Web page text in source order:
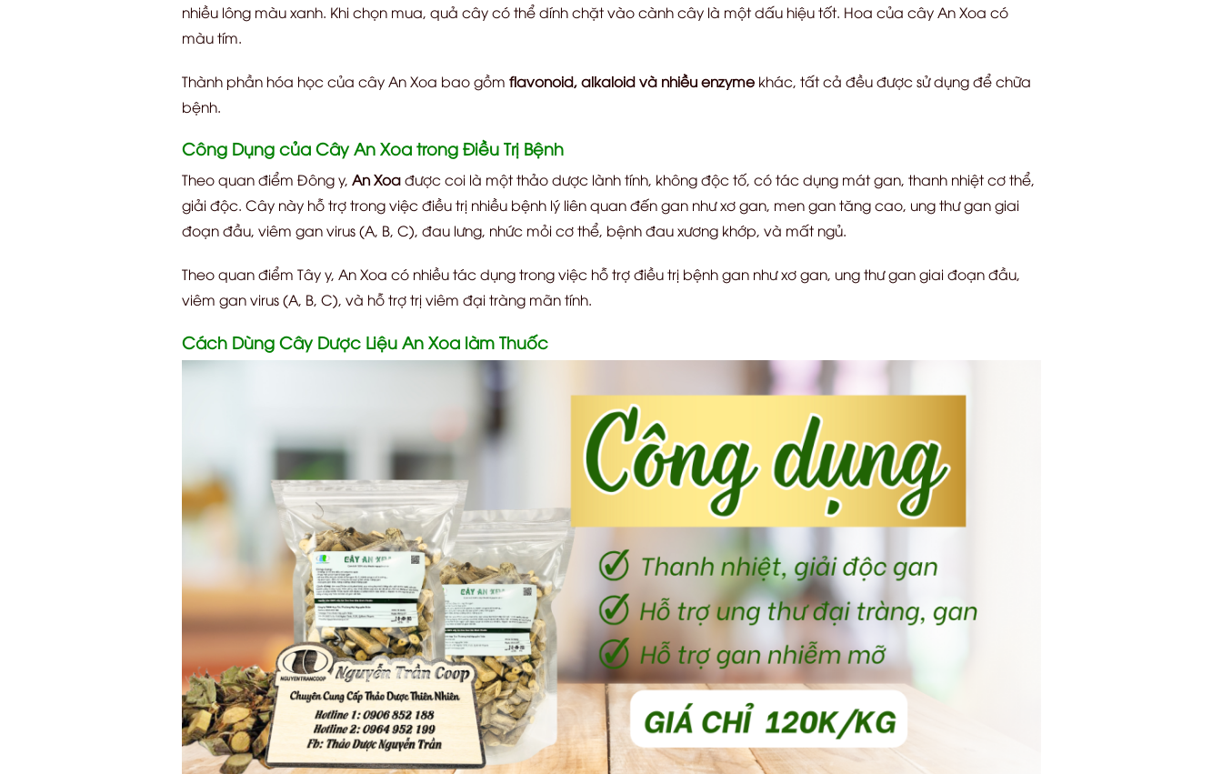
nhiều lông màu xanh. Khi chọn mua, quả cây có thể dính chặt vào cành cây là một dấu hiệu tốt. Hoa của cây An Xoa có
màu tím.
Thành phần hóa học của cây An Xoa bao gồm flavonoid, alkaloid và nhiều enzymekhác, tất cả đều được sử dụng để chữa
bệnh.
Công Dụng của Cây An Xoa trong Điều Trị Bệnh
Theo quan điểm Đông y, An Xoađược coi là một thảo dược lành tính, không độc tố, có tác dụng mát gan, thanh nhiệt cơ thể,
giải độc. Cây này hỗ trợ trong việc điều trị nhiều bệnh lý liên quan đến gan như xơ gan, men gan tăng cao, ung thư gan giai
đoạn đầu, viêm gan virus (A, B, C), đau lưng, nhức mỏi cơ thể, bệnh đau xương khớp, và mất ngủ.
Theo quan điểm Tây y, An Xoa có nhiều tác dụng trong việc hỗ trợ điều trị bệnh gan như xơ gan, ung thư gan giai đoạn đầu,
viêm gan virus (A, B, C), và hỗ trợ trị viêm đại tràng mãn tính.
Cách Dùng Cây Dược Liệu An Xoa làm Thuốc